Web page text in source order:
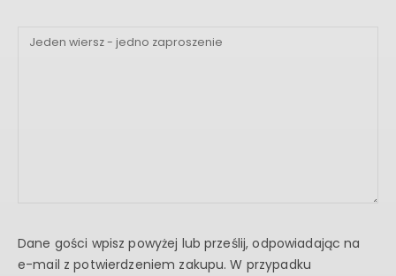
Dane gości wpisz powyżej lub prześlij, odpowiadając na
e-mail z potwierdzeniem zakupu. W przypadku